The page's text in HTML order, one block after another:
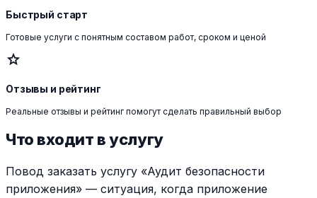
Быстрый старт
Готовые услуги с понятным составом работ, сроком и ценой
star
Отзывы и рейтинг
Реальные отзывы и рейтинг помогут сделать правильный выбор
Что входит в услугу
Повод заказать услугу «Аудит безопасности
приложения» — ситуация, когда приложение